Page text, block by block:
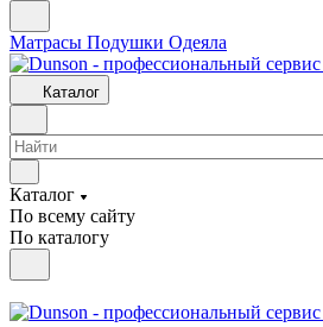
Матрасы Подушки Одеяла
Каталог
Каталог
По всему сайту
По каталогу